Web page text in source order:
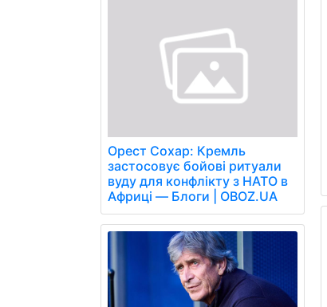
Орест Сохар: Кремль
застосовує бойові ритуали
вуду для конфлікту з НАТО в
Африці — Блоги | OBOZ.UA